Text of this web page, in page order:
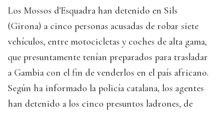
Los Mossos d'Esquadra han detenido en Sils
(Girona) a cinco personas acusadas de robar siete
vehículos, entre motocicletas y coches de alta gama,
que presuntamente tenían preparados para trasladar
a Gambia con el fin de venderlos en el país africano.
Según ha informado la policía catalana, los agentes
han detenido a los cinco presuntos ladrones, de